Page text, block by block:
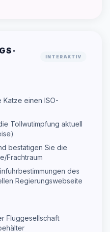
INTERAKTIV
Katze einen ISO-
Tollwutimpfung aktuell
bestätigen Sie die
Frachtraum
des
Regierungswebseite
Fluggesellschaft